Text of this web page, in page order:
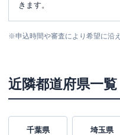
きます。
※申込時間や審査により希望に沿
近隣都道府県一覧
千葉県 埼玉県